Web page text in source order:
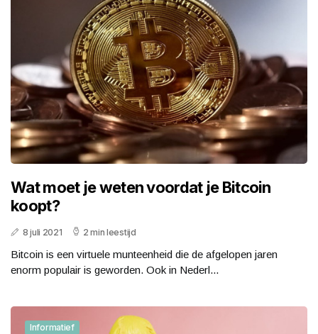
Wat moet je weten voordat je Bitcoin
koopt?
8 juli 2021 2 min leestijd
Bitcoin is een virtuele munteenheid die de afgelopen jaren
enorm populair is geworden. Ook in Nederl...
Informatief